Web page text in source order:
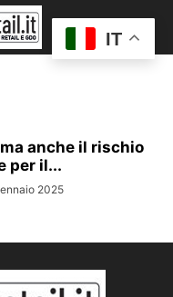
anche il rischio
per il...
2025
IT